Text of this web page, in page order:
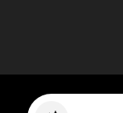
Copyright